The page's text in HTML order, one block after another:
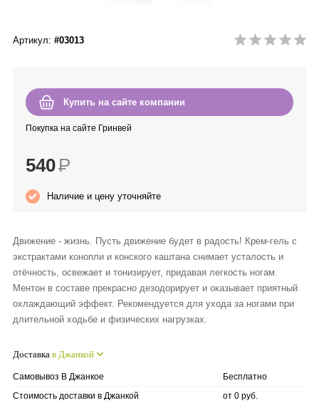
Happy Dew
Enjoy Care
Green Minds
Артикул: #03013
Купить на сайте компании
Покупка на сайте Гринвей
540Р
Наличие и цену уточняйте
Движение - жизнь. Пусть движение будет в радость! Крем-гель с
экстрактами конопли и конского каштана снимает усталость и
отёчность, освежает и тонизирует, придавая легкость ногам.
Ментон в составе прекрасно дезодорирует и оказывает приятный
охлаждающий эффект. Рекомендуется для ухода за ногами при
длительной ходьбе и физических нагрузках.
Доставка в Джанкой
Самовывоз В Джанкое
Бесплатно
Стоимость доставки в Джанкой
от 0 руб.